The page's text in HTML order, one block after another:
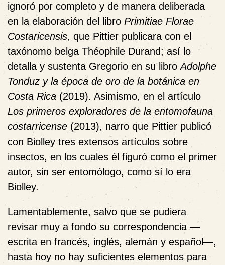
ignoró por completo y de manera deliberada
en la elaboración del libro Primitiae Florae
Costaricensis, que Pittier publicara con el
taxónomo belga Théophile Durand; así lo
detalla y sustenta Gregorio en su libroAdolphe
Tonduz y la época de oro de la botánica en
Costa Rica (2019). Asimismo, en el artículo
Los primeros exploradores de la entomofauna
costarricense (2013), narro que Pittier publicó
con Biolley tres extensos artículos sobre
insectos, en los cuales él figuró como el primer
autor, sin ser entomólogo, como sí lo era
Biolley.
Lamentablemente, salvo que se pudiera
revisar muy a fondo su correspondencia —
escrita en francés, inglés, alemán y español—,
hasta hoy no hay suficientes elementos para